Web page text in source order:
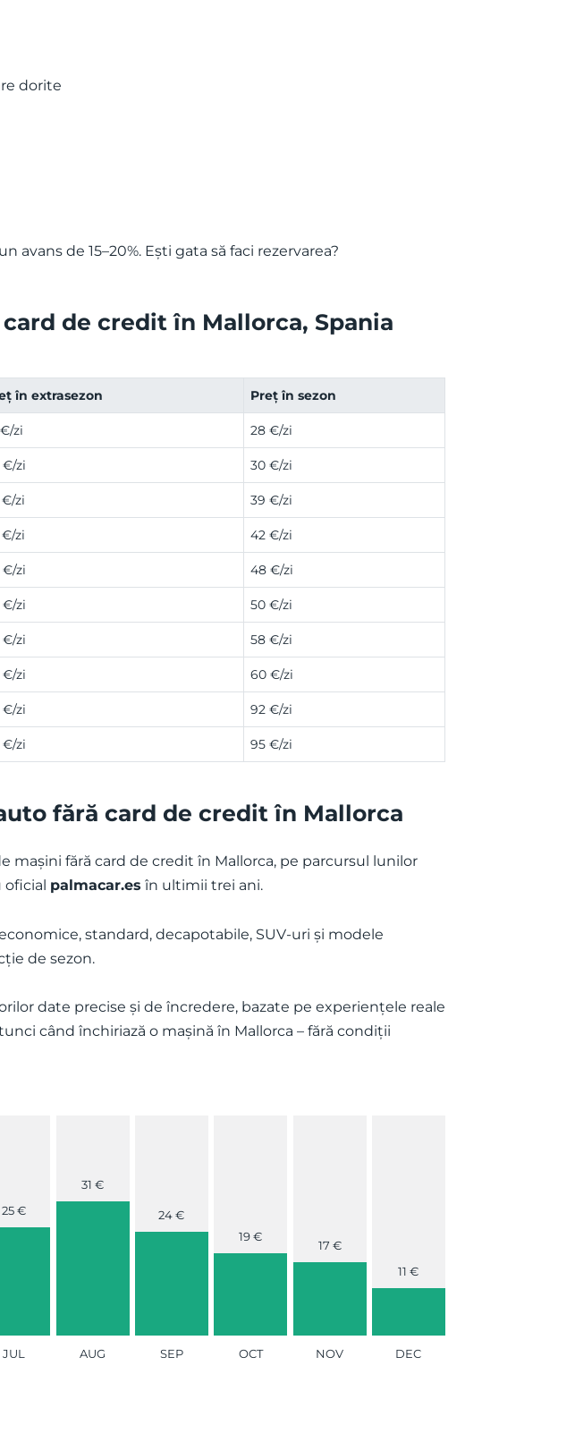
dorite
de 15–20%. Ești gata să faci rezervarea?
de credit în Mallorca, Spania
în extrasezon Preț în sezon
zi 28 €/zi
€/zi 30 €/zi
€/zi 39 €/zi
€/zi 42 €/zi
€/zi 48 €/zi
€/zi 50 €/zi
€/zi 58 €/zi
€/zi 60 €/zi
€/zi 92 €/zi
€/zi 95 €/zi
fără card de credit în Mallorca
mașini fără card de credit în Mallorca, pe parcursul lunilor
palmacar.es în ultimii trei ani.
standard, decapotabile, SUV-uri și modele
de sezon.
date precise și de încredere, bazate pe experiențele reale
când închiriază o mașină în Mallorca – fără condiții
25 €
JUL
31 €
AUG
24 €
SEP
19 €
OCT
17 €
NOV
11 €
DEC